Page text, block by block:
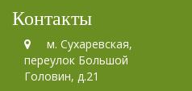
Контакты
м. Сухаревская,
переулок Большой
Головин, д.21